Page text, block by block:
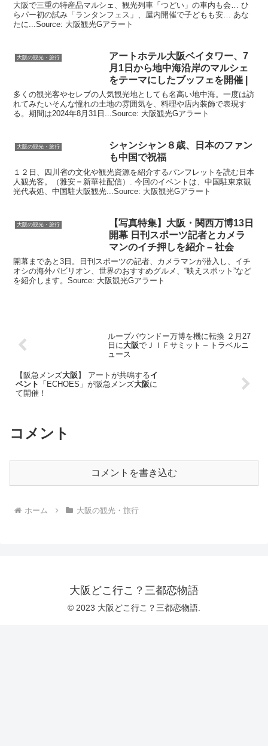
大阪で三重の特産品マルシェ、観光列車「つどい」の車内も会… ひ
らパー初の試み「ランタンフェス」、屋内開催で子どもも安… あな
たに...Source: 大阪観光Gアラート
大阪の観光・旅行 アートホテル大阪ベイタワー、7
月1日から地中海沿岸のマルシェ
をテーマにしたブッフェを開催 |
多くの観光客やセレブの人気観光地としても名高い地中海。一度は訪
れてみたいそんな憧れの土地の雰囲気を、料理や店内装飾で表現す
る。期間は2024年8月31日...Source: 大阪観光Gアラート
大阪の観光・旅行
シャンシャン８歳、日本のファン
も中国で祝福
１２日、四川省の文化や観光資源を紹介するパンフレットを読む日本
人観光客。（雅安＝新華社配信）. 今回のイベントは、中国駐東京観
光代表処、中国駐大阪観光...Source: 大阪観光Gアラート
大阪の観光・旅行 【写真特集】 大阪 ・関西万博13日
開幕 日刊スポーツ記者とカメラ
マンのイチ押しを紹介 – 社会
開幕まであと3日。日刊スポーツの記者、カメラマンが潜入し、イチ
オシの海外パビリオン、世界のおすすめグルメ、“映えスポット”など
を紹介します。Source: 大阪観光Gアラート
ループバウンドー万博を機に転換 ２月27
日に大阪でＪＩＦサミット – トラベルニ
ュース
【阪急メンズ大阪】 アートが共鳴するイ
ベント 「ECHOES」が阪急メンズ大阪に
て開催！
コメント
コメントを書き込む
ホーム 大阪の観光・旅行
大阪どこ行こ？三都恋物語
© 2023 大阪どこ行こ？三都恋物語.